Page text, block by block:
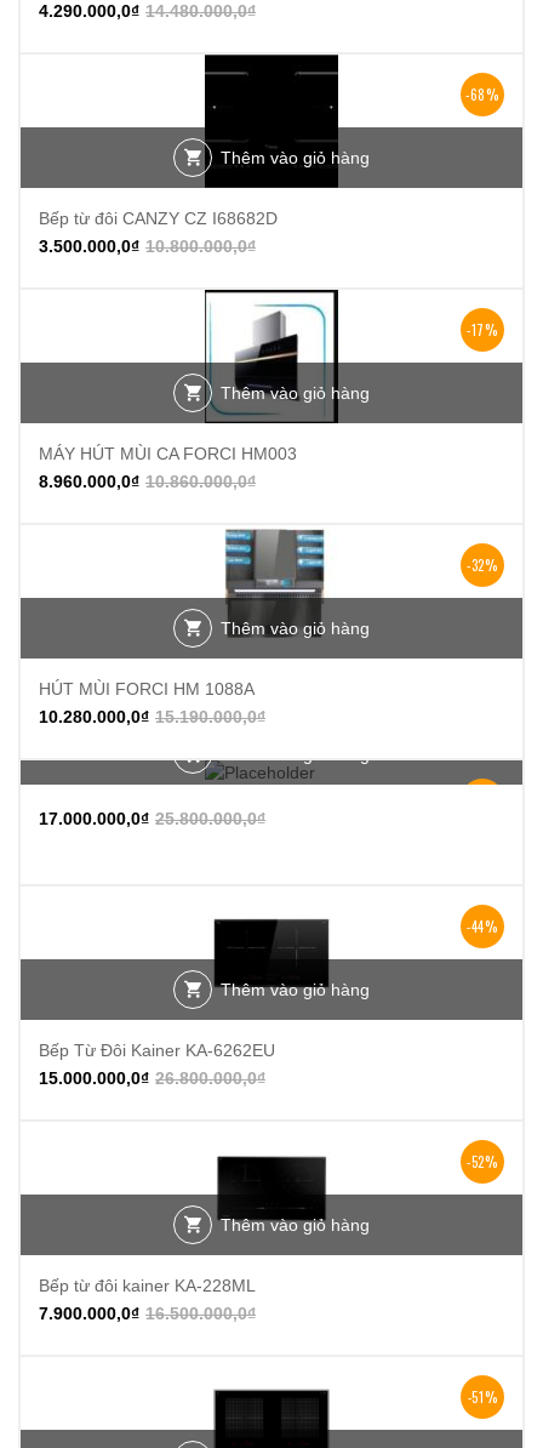
14.480.000,0₫
4.290.000,0₫
-68%
Thêm vào giỏ hàng
Bếp từ đôi CANZY CZ I68682D
10.800.000,0₫
3.500.000,0₫
-17%
Thêm vào giỏ hàng
MÁY HÚT MÙI CA FORCI HM003
10.860.000,0₫
8.960.000,0₫
-32%
Thêm vào giỏ hàng
HÚT MÙI FORCI HM 1088A
15.190.000,0₫
10.280.000,0₫
25.800.000,0₫
17.000.000,0₫
-44%
Thêm vào giỏ hàng
Bếp Từ Đôi Kainer KA-6262EU
26.800.000,0₫
15.000.000,0₫
-52%
Thêm vào giỏ hàng
Bếp từ đôi kainer KA-228ML
16.500.000,0₫
7.900.000,0₫
-51%